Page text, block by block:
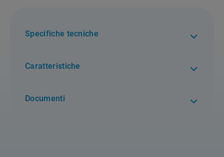
Specifiche tecniche
Caratteristiche
Documenti